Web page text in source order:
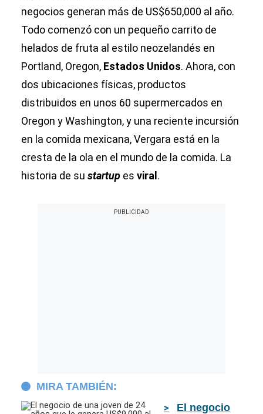
negocios generan más de US$650,000 al año.
Todo comenzó con un pequeño carrito de
helados de fruta al estilo neozelandés en
Portland, Oregon, Estados Unidos. Ahora, con
dos ubicaciones físicas, productos
distribuidos en unos 60 supermercados en
Oregon y Washington, y una reciente incursión
en la comida mexicana, Vergara está en la
cresta de la ola en el mundo de la comida. La
historia de su startup es viral .
MIRA TAMBIÉN:
El negocio